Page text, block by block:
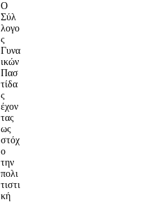
Ο
Σύλ
λογο
ς
Γυνα
ικών
Πασ
τίδα
ς
έχον
τας
ως
στόχ
ο
την
πολι
τιστι
κή